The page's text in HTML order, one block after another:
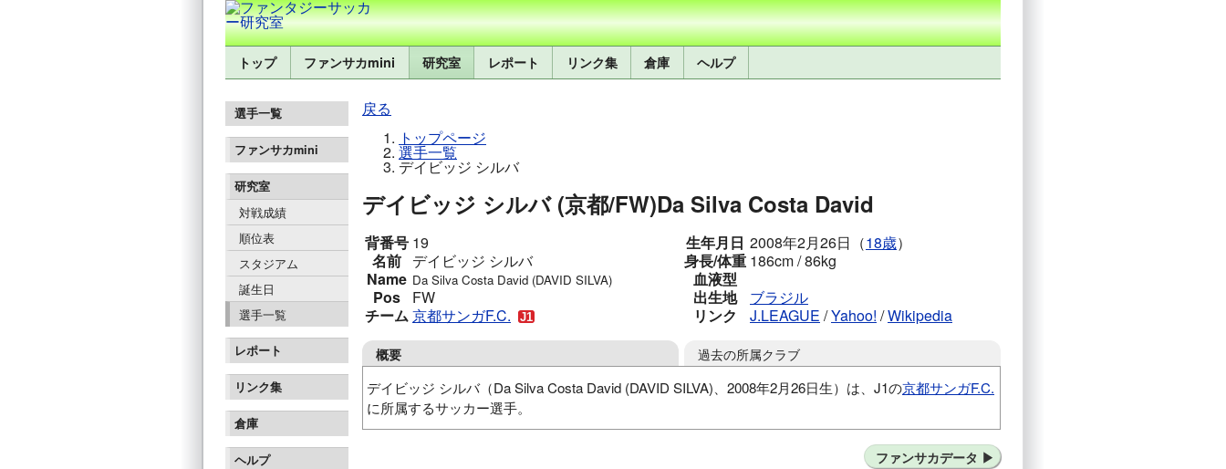
トップ ファンサカmini 研究室 レポート リンク集 倉庫 ヘルプ
選手一覧
ファンサカmini
研究室
対戦成績
順位表
スタジアム
誕生日
選手一覧
レポート
リンク集
倉庫
ヘルプ
戻る
トップページ
選手一覧
デイビッジ シルバ
デイビッジ シルバ (京都/FW)Da Silva Costa David
背番号 19
名前 デイビッジ シルバ
Name Da Silva Costa David (DAVID SILVA)
Pos
FW
チーム京都サンガF.C.
生年月日 2008年2月26日（18歳）
身長/体重 186cm / 86kg
血液型
出生地
ブラジル
リンク
J.LEAGUE /Yahoo! /Wikipedia
概要
デイビッジ シルバ（Da Silva Costa David (DAVID SILVA)、2008年2月26日生）は、J1の京都サンガF.C.
に所属するサッカー選手。
過去の所属クラブ
ファンサカデータ